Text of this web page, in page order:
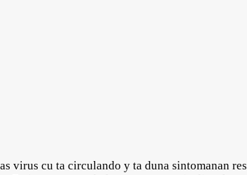
virus cu ta circulando y ta duna sintomanan